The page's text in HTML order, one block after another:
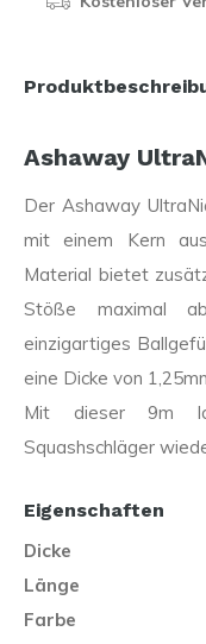
Ashaway
Der Ashaway
mit einem Kern
Material bietet
Stöße maximal
einzigartiges
eine Dicke von
Mit dieser 9m
Squashschläger
Eigenschaften
Dicke
Länge
Farbe